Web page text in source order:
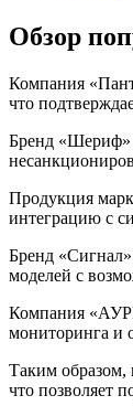
Обзор
Компания
что
Бренд «Шериф»
Продукция
интеграцию с
Бренд
моделей с
Компания
мониторинга и
Таким образом,
что позволяет